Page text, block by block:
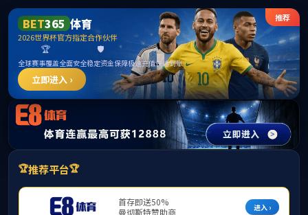
中国·永利集团(3044am-VIP认证)网站-Website Homepage
当前位置:首页>>团队与平台>>教师名录>>副教授&副研究员